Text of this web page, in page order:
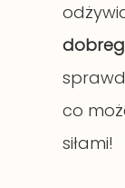
co
siłami!